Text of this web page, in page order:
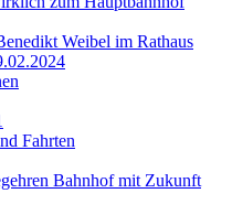
Weibel im Rathaus
Fahrten
Bahnhof mit Zukunft